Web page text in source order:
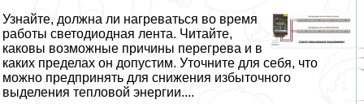
Узнайте, должна ли нагреваться во время
работы светодиодная лента. Читайте,
каковы возможные причины перегрева и в
каких пределах он допустим. Уточните для себя, что
можно предпринять для снижения избыточного
выделения тепловой энергии....